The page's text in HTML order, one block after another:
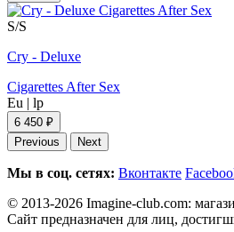
S/S
Cry - Deluxe
Cigarettes After Sex
Eu | lp
6 450 ₽
Previous
Next
Мы в соц. сетях: Вконтакте
© 2013-2026 Imagine-club.com:
Сайт предназначен для лиц,